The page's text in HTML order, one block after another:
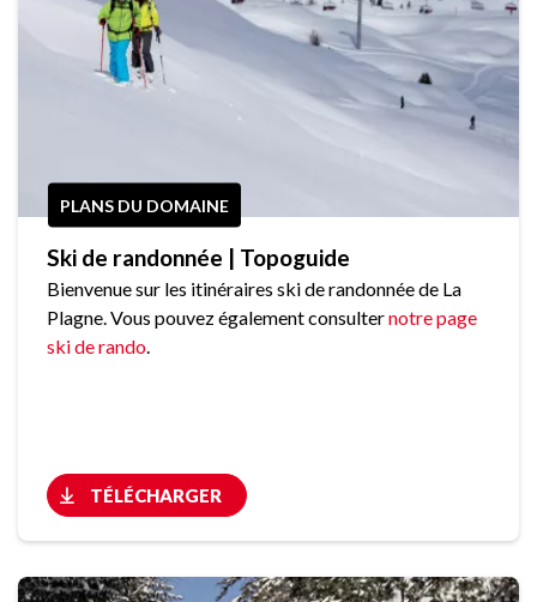
PLANS DU DOMAINE
Ski de randonnée | Topoguide
Bienvenue sur les itinéraires ski de randonnée de La
Plagne. Vous pouvez également consulternotre page
ski de rando.
TÉLÉCHARGER